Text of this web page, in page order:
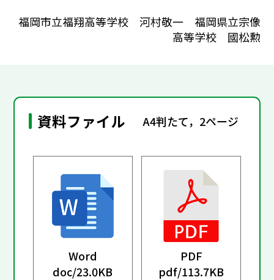
福岡市立福翔高等学校 河村敬一 福岡県立宗像
高等学校 國松勲
資料ファイル A4判たて，2ページ
Word
doc/23.0KB
PDF
pdf/113.7KB